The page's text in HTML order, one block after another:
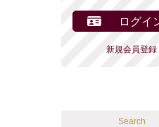
ログイ
新規会員登録
Search